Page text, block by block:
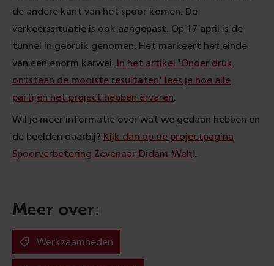
de andere kant van het spoor komen. De
verkeerssituatie is ook aangepast. Op 17 april is de
tunnel in gebruik genomen. Het markeert het einde
van een enorm karwei.
In het artikel 'Onder druk
ontstaan de mooiste resultaten' lees je hoe alle
partijen het project hebben ervaren
Wil je meer informatie over wat we gedaan hebben en
de beelden daarbij? Kijk dan op de projectpagina
Spoorverbetering Zevenaar-Didam-Wehl
Meer over:
Werkzaamheden